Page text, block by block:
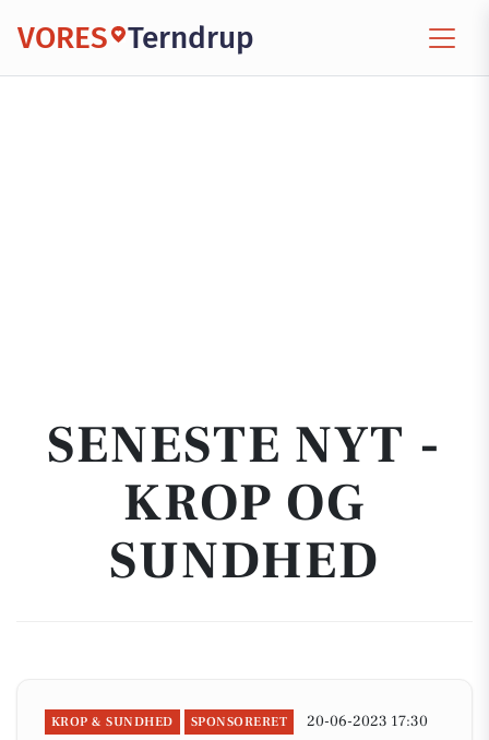
VORES Terndrup
SENESTE NYT -
KROP OG
SUNDHED
KROP & SUNDHED SPONSORERET 20-06-2023 17:30